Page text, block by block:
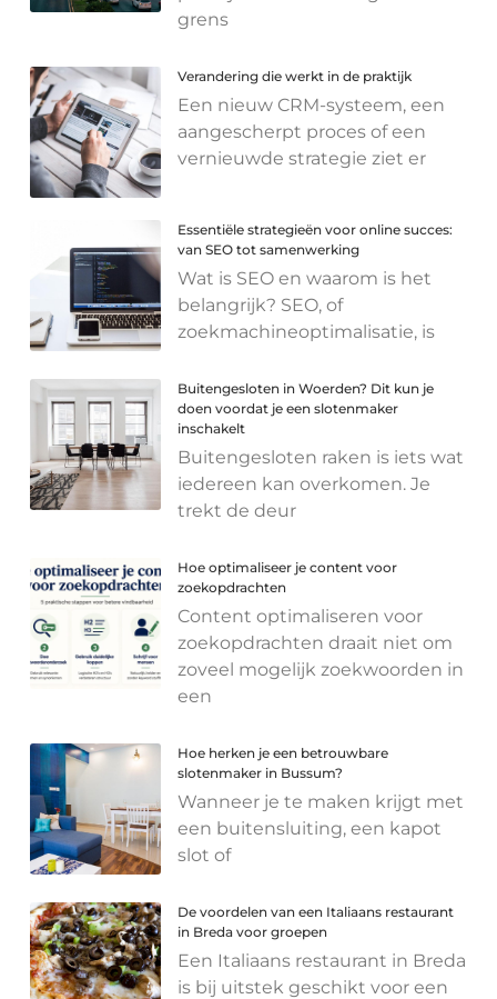
grens
Verandering die werkt in de praktijk
Een nieuw CRM-systeem, een
aangescherpt proces of een
vernieuwde strategie ziet er
Essentiële strategieën voor online succes:
van SEO tot samenwerking
Wat is SEO en waarom is het
belangrijk? SEO, of
zoekmachineoptimalisatie, is
Buitengesloten in Woerden? Dit kun je
doen voordat je een slotenmaker
inschakelt
Buitengesloten raken is iets wat
iedereen kan overkomen. Je
trekt de deur
Hoe optimaliseer je content voor
zoekopdrachten
Content optimaliseren voor
zoekopdrachten draait niet om
zoveel mogelijk zoekwoorden in
een
Hoe herken je een betrouwbare
slotenmaker in Bussum?
Wanneer je te maken krijgt met
een buitensluiting, een kapot
slot of
De voordelen van een Italiaans restaurant
in Breda voor groepen
Een Italiaans restaurant in Breda
is bij uitstek geschikt voor een